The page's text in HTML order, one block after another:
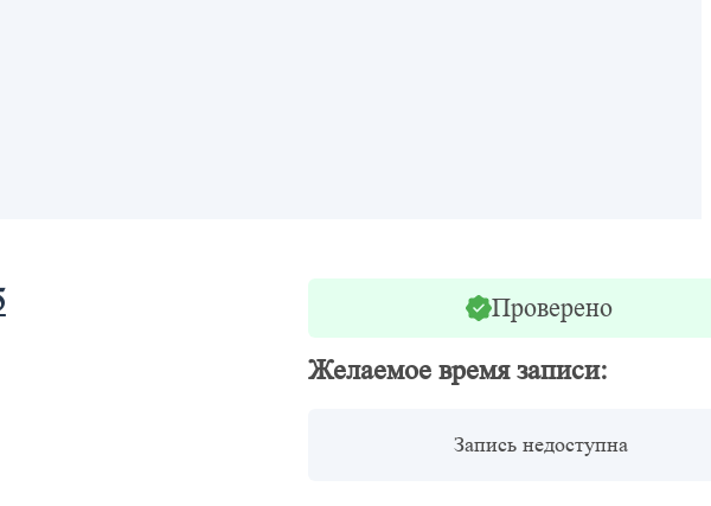
Проверено
Желаемое время записи:
Запись недоступна